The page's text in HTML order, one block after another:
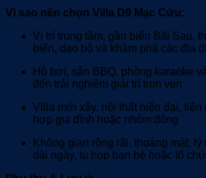
Vì sao nên chọn Villa D9 Mạc Cửu:
Vị trí trung tâm, gần biển Bãi Sau,
biển, dạo bộ và khám phá các địa
Hồ bơi, sân BBQ, phòng karaoke
đến trải nghiệm giải trí trọn vẹn
Villa mới xây, nội thất hiện đại, tiện
hợp gia đình hoặc nhóm đông
Không gian rộng rãi, thoáng mát,
dài ngày, tụ họp bạn bè hoặc tổ